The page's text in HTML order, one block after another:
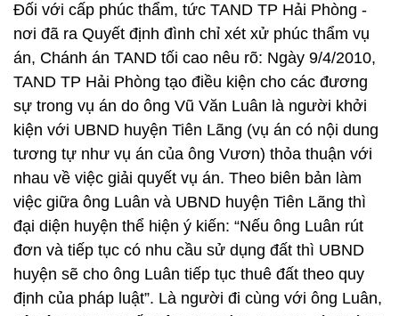
Đối với cấp phúc thẩm, tức TAND TP Hải Phòng -
nơi đã ra Quyết định đình chỉ xét xử phúc thẩm vụ
án, Chánh án TAND tối cao nêu rõ: Ngày 9/4/2010,
TAND TP Hải Phòng tạo điều kiện cho các đương
sự trong vụ án do ông Vũ Văn Luân là người khởi
kiện với UBND huyện Tiên Lãng (vụ án có nội dung
tương tự như vụ án của ông Vươn) thỏa thuận với
nhau về việc giải quyết vụ án. Theo biên bản làm
việc giữa ông Luân và UBND huyện Tiên Lãng thì
đại diện huyện thể hiện ý kiến: “Nếu ông Luân rút
đơn và tiếp tục có nhu cầu sử dụng đất thì UBND
huyện sẽ cho ông Luân tiếp tục thuê đất theo quy
định của pháp luật”. Là người đi cùng với ông Luân,